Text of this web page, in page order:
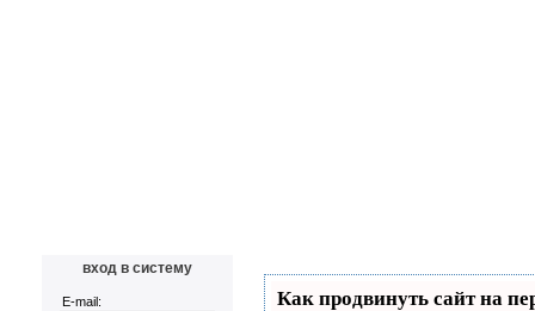
вход в систему
E-mail: Как продвинуть сайт на